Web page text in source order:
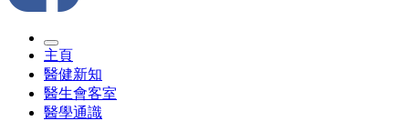
主頁
醫健新知
醫生會客室
醫學通識